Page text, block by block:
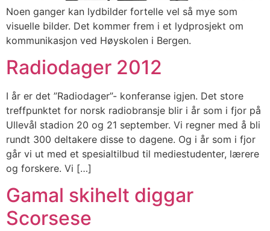
Noen ganger kan lydbilder fortelle vel så mye som
visuelle bilder. Det kommer frem i et lydprosjekt om
kommunikasjon ved Høyskolen i Bergen.
Radiodager 2012
I år er det ”Radiodager”- konferanse igjen. Det store
treffpunktet for norsk radiobransje blir i år som i fjor på
Ullevål stadion 20 og 21 september. Vi regner med å bli
rundt 300 deltakere disse to dagene. Og i år som i fjor
går vi ut med et spesialtilbud til mediestudenter, lærere
og forskere. Vi […]
Gamal skihelt diggar
Scorsese